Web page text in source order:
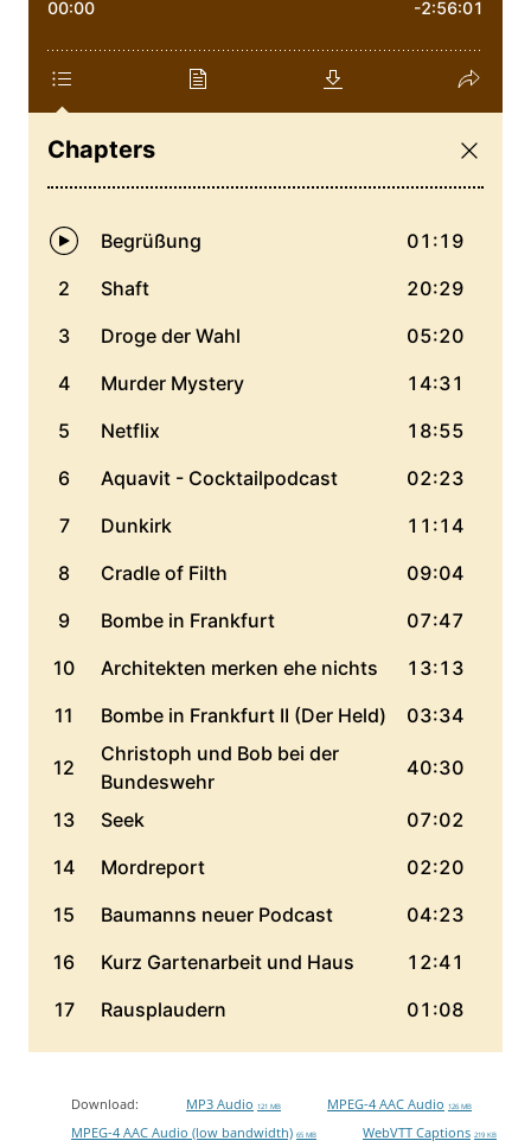
Download: MP3 Audio 121 MB MPEG-4 AAC Audio 126 MB
MPEG-4 AAC Audio (low bandwidth) 65 MB WebVTT Captions 219 KB